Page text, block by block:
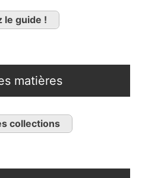
le guide !
matières
collections